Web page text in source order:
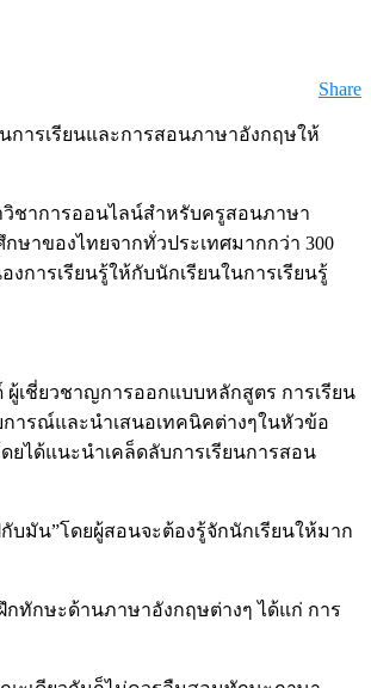
Share
การเรียนและการสอนภาษาอังกฤษให้
วิชาการออนไลน์สำหรับครูสอนภาษา
ษาของไทยจากทั่วประเทศมากกว่า 300
การเรียนรู้ให้กับนักเรียนในการเรียนรู้
เชี่ยวชาญการออกแบบหลักสูตร การเรียน
ารณ์และนำเสนอเทคนิคต่างๆในหัวข้อ
โดยได้แนะนำเคล็ดลับการเรียนการสอน
มัน”โดยผู้สอนจะต้องรู้จักนักเรียนให้มาก
ทักษะด้านภาษาอังกฤษต่างๆ ได้แก่ การ